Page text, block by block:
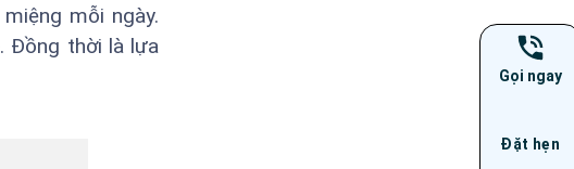
mỗi ngày.
Đồng thời là lựa
Gọi ngay
Đặt hẹn